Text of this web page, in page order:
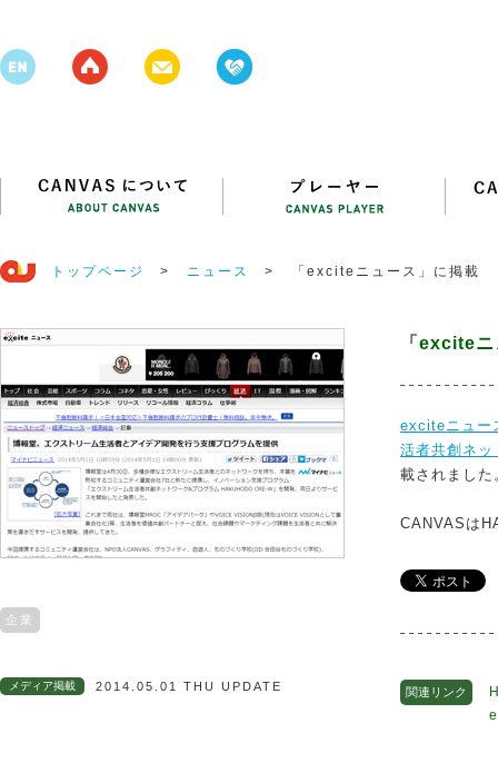
トップページ > ニュース > 「exciteニュース」に掲載
企業
メディア掲載 2014.05.01 THU UPDATE
「excite
exciteニュー
活者共創ネ
載されました
CANVASは
関連リンク